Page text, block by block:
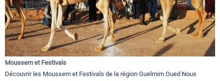
Moussem et Festivals
Découvrir les Moussem et Festivals de la région Guelmim Oued Nous